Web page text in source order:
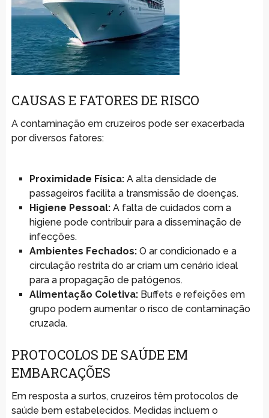
CAUSAS E FATORES DE RISCO
A contaminação em cruzeiros pode ser exacerbada
por diversos fatores:
Proximidade Física:A alta densidade de
passageiros facilita a transmissão de doenças.
Higiene Pessoal:A falta de cuidados com a
higiene pode contribuir para a disseminação de
infecções.
Ambientes Fechados:O ar condicionado e a
circulação restrita do ar criam um cenário ideal
para a propagação de patógenos.
Alimentação Coletiva:Buffets e refeições em
grupo podem aumentar o risco de contaminação
cruzada.
PROTOCOLOS DE SAÚDE EM
EMBARCAÇÕES
Em resposta a surtos, cruzeiros têm protocolos de
saúde bem estabelecidos. Medidas incluem o